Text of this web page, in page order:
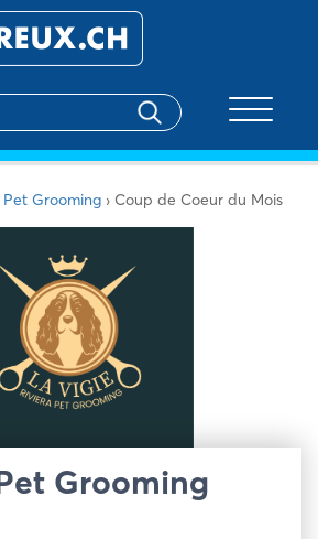
Pet Grooming › Coup de Coeur du Mois
Grooming